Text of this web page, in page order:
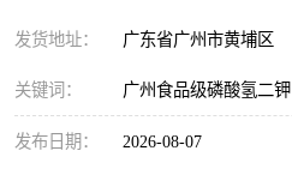
发货地址： 广东省广州市黄埔区
关键词： 广州食品级磷酸氢二钾
发布日期： 2026-08-07